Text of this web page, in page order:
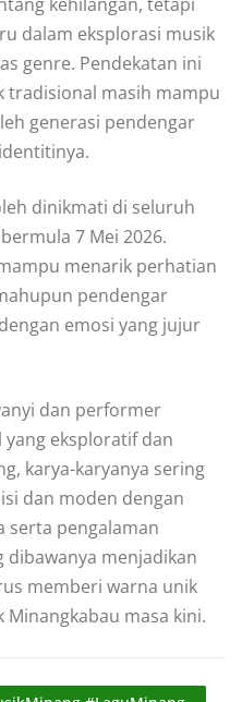
dalam eksplorasi musik
genre. Pendekatan ini
tradisional masih mampu
generasi pendengar
dinikmati di seluruh
7 Mei 2026.
menarik perhatian
pendengar
emosi yang jujur
dan performer
eksploratif dan
karya-karyanya sering
dan moden dengan
serta pengalaman
dibawanya menjadikan
memberi warna unik
masa kini.